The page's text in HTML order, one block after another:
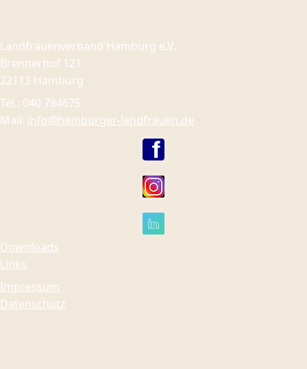
Landfrauenverband Hamburg e.V.
Brennerhof 121
22113 Hamburg
Tel.: 040 784675
Mail: info@hamburger-landfrauen.de
Downloads
Links
Impressum
Datenschutz